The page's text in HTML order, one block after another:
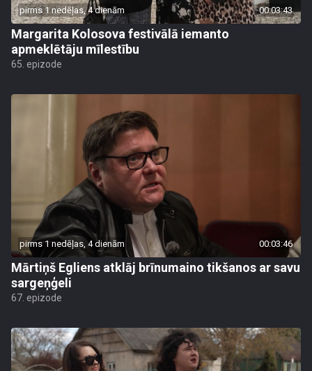
pirms 1 nedēļas, 4 dienām 00:03:43
Margarita Kolosova festivālā iemanto
apmeklētāju mīlestību
65. epizode
pirms 1 nedēļas, 4 dienām 00:03:46
Mārtiņš Egliens atklāj brīnumaino tikšanos ar savu
sargeņģeli
67. epizode